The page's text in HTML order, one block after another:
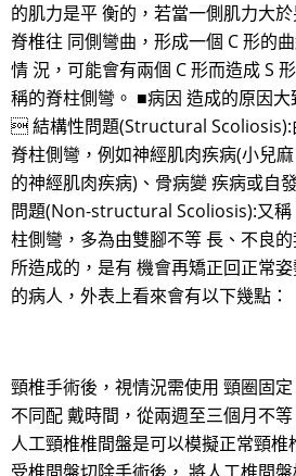
的肌力是平 衡的，若當一側肌力大
脊椎往 同側彎曲，形成一個 C 形的
情 況，可能會有兩個 C 形而造成 S
稱的脊柱側彎。 ■病因 造成的原因大
 結構性問題(Structural Scoliosis):
脊柱側彎，例如神經肌肉疾病(小兒
的神經肌肉疾病)、骨病變 疾病或自
問題(Non-structural Scoliosis):又稱
柱側彎，多為由雙腳不等 長、不良
所造成的，是有 機會再矯正回正常
的病人，外表上看來會有以下幾點：
頸椎手術後，視情況需使用 頸圈固
不同配 戴時間，從兩週至三個月不
人工頸椎椎間盤是可以模擬正常頸